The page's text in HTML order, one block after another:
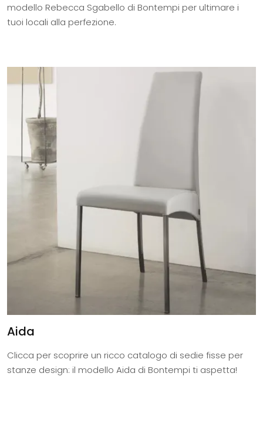
modello Rebecca Sgabello di Bontempi per ultimare i
tuoi locali alla perfezione.
Aida
Clicca per scoprire un ricco catalogo di sedie fisse per
stanze design: il modello Aida di Bontempi ti aspetta!